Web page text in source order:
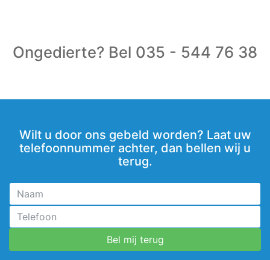
Ongedierte? Bel 035 - 544 76 38
Wilt u door ons gebeld worden? Laat uw
telefoonnummer achter, dan bellen wij u
terug.